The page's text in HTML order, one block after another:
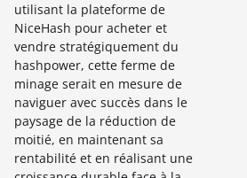
utilisant la plateforme de
NiceHash pour acheter et
vendre stratégiquement du
hashpower, cette ferme de
minage serait en mesure de
naviguer avec succès dans le
paysage de la réduction de
moitié, en maintenant sa
rentabilité et en réalisant une